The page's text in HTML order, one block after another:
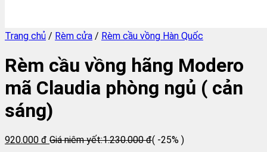
Trang chủ / Rèm cửa / Rèm cầu vồng Hàn Quốc
Rèm cầu vồng hãng Modero
mã Claudia phòng ngủ ( cản
sáng)
920.000 đ Giá niêm yết:1.230.000 đ( -25% )